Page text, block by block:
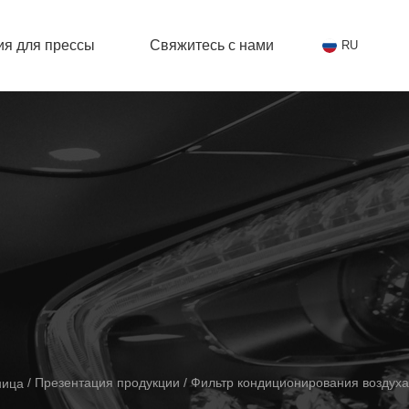
для прессы Свяжитесь с нами RU
/ Презентация продукции / Фильтр кондиционирования воздуха